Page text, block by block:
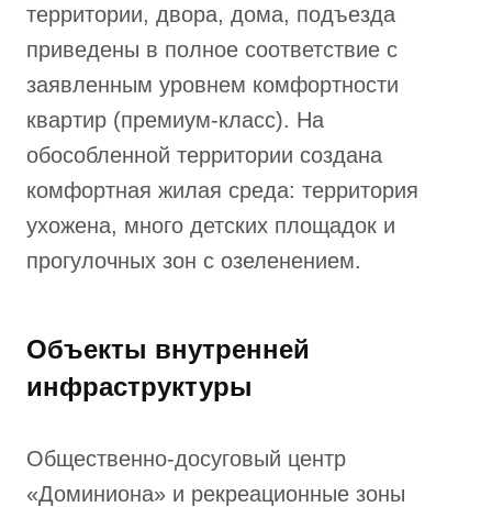
территории, двора, дома, подъезда
приведены в полное соответствие с
заявленным уровнем комфортности
квартир (премиум-класс). На
обособленной территории создана
комфортная жилая среда: территория
ухожена, много детских площадок и
прогулочных зон с озеленением.
Объекты внутренней
инфраструктуры
Общественно-досуговый центр
«Доминиона» и рекреационные зоны